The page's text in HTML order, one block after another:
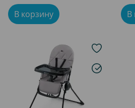
В корзину В